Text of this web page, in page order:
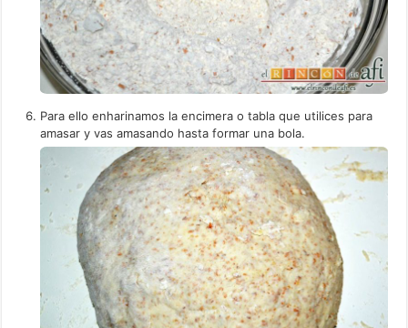
Para ello enharinamos la encimera o tabla que utilices para
amasar y vas amasando hasta formar una bola.